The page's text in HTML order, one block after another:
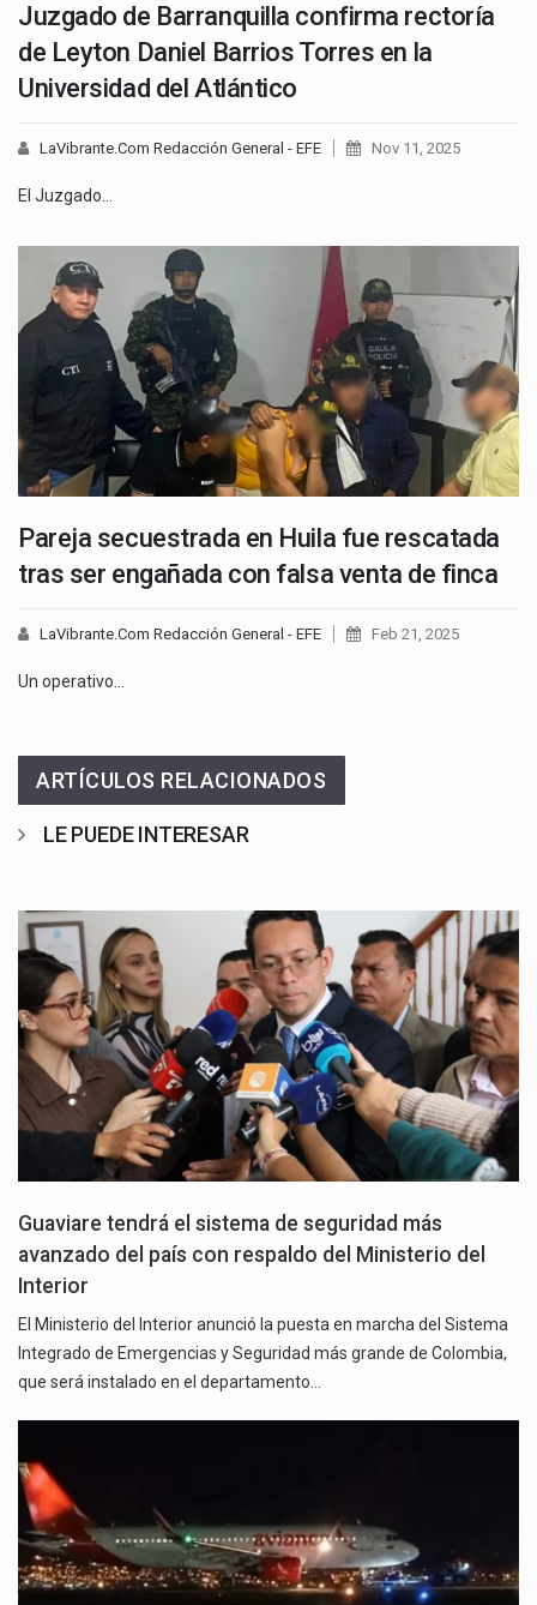
Juzgado de Barranquilla confirma rectoría
de Leyton Daniel Barrios Torres en la
Universidad del Atlántico
LaVibrante.Com Redacción General - EFE Nov 11, 2025
El Juzgado…
Pareja secuestrada en Huila fue rescatada
tras ser engañada con falsa venta de finca
LaVibrante.Com Redacción General - EFE Feb 21, 2025
Un operativo…
ARTÍCULOS RELACIONADOS
LE PUEDE INTERESAR
Guaviare tendrá el sistema de seguridad más
avanzado del país con respaldo del Ministerio del
Interior
El Ministerio del Interior anunció la puesta en marcha del Sistema
Integrado de Emergencias y Seguridad más grande de Colombia,
que será instalado en el departamento…